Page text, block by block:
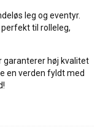
leg og eventyr.
til rolleleg,
garanterer høj kvalitet
en verden fyldt med